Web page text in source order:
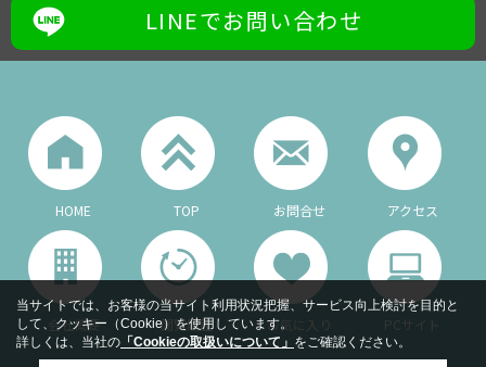
LINEでお問い合わせ
HOME TOP お問合せ アクセス
会社概要 閲覧履歴 お気に入り PCサイト
当サイトでは、お客様の当サイト利用状況把握、サービス向上検討を目的と
して、クッキー（Cookie）を使用しています。
詳しくは、当社の 「Cookieの取扱いについて」 をご確認ください。